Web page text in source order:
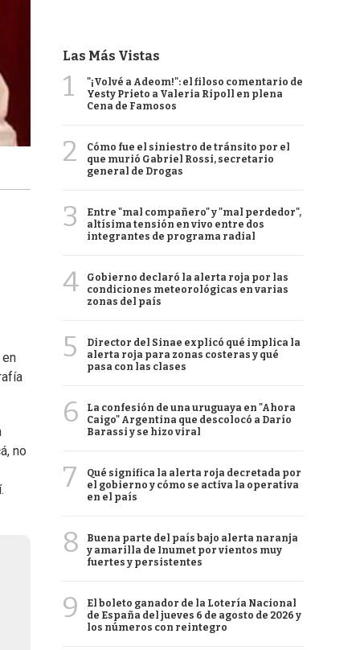
no
Las Más Vistas
1
"¡Volvé a Adeom!": el filoso comentario de
Yesty Prieto a Valeria Ripoll en plena
Cena de Famosos
2
Cómo fue el siniestro de tránsito por el
que murió Gabriel Rossi, secretario
general de Drogas
3
Entre "mal compañero" y "mal perdedor",
altísima tensión en vivo entre dos
integrantes de programa radial
4
Gobierno declaró la alerta roja por las
condiciones meteorológicas en varias
zonas del país
5
Director del Sinae explicó qué implica la
alerta roja para zonas costeras y qué
pasa con las clases
6
La confesión de una uruguaya en "Ahora
Caigo" Argentina que descolocó a Darío
Barassi y se hizo viral
7
Qué significa la alerta roja decretada por
el gobierno y cómo se activa la operativa
en el país
8
Buena parte del país bajo alerta naranja
y amarilla de Inumet por vientos muy
fuertes y persistentes
9
El boleto ganador de la Lotería Nacional
de España del jueves 6 de agosto de 2026 y
los números con reintegro